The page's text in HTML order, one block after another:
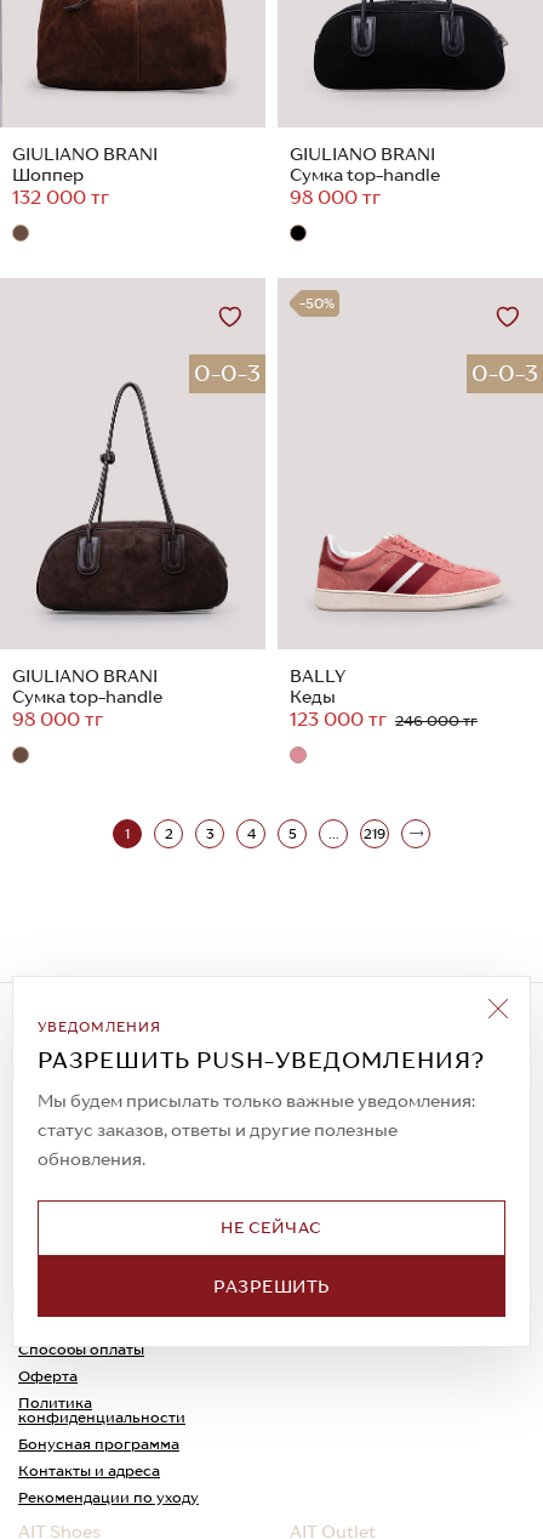
GIULIANO BRANI
Шоппер
132 000 тг
GIULIANO BRANI
Сумка top-handle
98 000 тг
0-0-3
GIULIANO BRANI
Сумка top-handle
98 000 тг
-50%
0-0-3
BALLY
Кеды
123 000 тг 246 000 тг
1 2 3 4 5 ... 219
УВЕДОМЛЕНИЯ
РАЗРЕШИТЬ PUSH-УВЕДОМЛЕНИЯ?
Мы будем присылать только важные уведомления:
статус заказов, ответы и другие полезные
обновления.
НЕ СЕЙЧАС
РАЗРЕШИТЬ
Подписаться на рассылку
Всегда будьте в курсе новых акций и
спецпредложений!
© 2023. AIT Shoes
Все права защищены
Доставка
Способы оплаты
Оферта
Политика
конфиденциальности
Обмен и возврат
Каспи-Ред
Бонусная программа
Контакты и адреса
Рекомендации по уходу
AIT Shoes AIT Outlet